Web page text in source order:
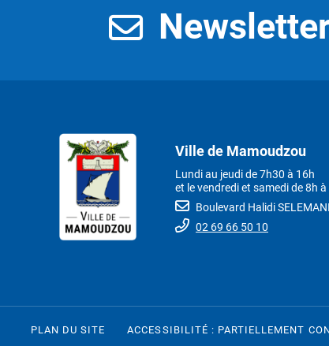
Ville de Mamoudzou
Lundi au jeudi de 7h30 à 16h
et le vendredi et samedi de 8h à
Boulevard Halidi
02 69 66 50 10
PLAN DU SITE ACCESSIBILITÉ : PARTIELLEMENT